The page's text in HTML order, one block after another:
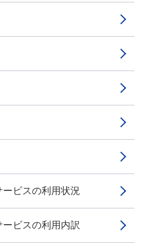
ービスの利用状況
ビスの利用内訳